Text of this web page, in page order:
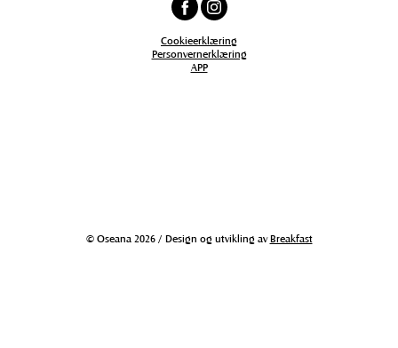
Cookieerklæring
Personvernerklæring
APP
© Oseana 2026 / Design og utvikling avBreakfast